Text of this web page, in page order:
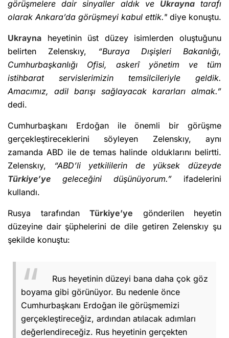
görüşmelere dair sinyaller aldık ve Ukraynatarafı
olarak Ankara’da görüşmeyi kabul ettik." diye konuştu.
Ukrayna heyetinin üst düzey isimlerden oluştuğunu
belirten Zelenskıy,
“Buraya Dışişleri Bakanlığı,
Cumhurbaşkanlığı Ofisi, askerî yönetim ve tüm
istihbarat servislerimizin temsilcileriyle geldik.
Amacımız, adil barışı sağlayacak kararları almak.”
dedi.
Cumhurbaşkanı Erdoğan ile önemli bir görüşme
gerçekleştireceklerini söyleyen Zelenskıy, aynı
zamanda ABD ile de temas halinde olduklarını belirtti.
Zelenskıy,
“ABD’li yetkililerin de yüksek düzeyde
Türkiye’ye geleceğini düşünüyorum.” ifadelerini
kullandı.
Rusya tarafından Türkiye’ye gönderilen heyetin
düzeyine dair şüphelerini de dile getiren Zelenskıy şu
şekilde konuştu:
Rus heyetinin düzeyi bana daha çok göz
boyama gibi görünüyor. Bu nedenle önce
Cumhurbaşkanı Erdoğan ile görüşmemizi
gerçekleştireceğiz, ardından atılacak adımları
değerlendireceğiz. Rus heyetinin gerçekten